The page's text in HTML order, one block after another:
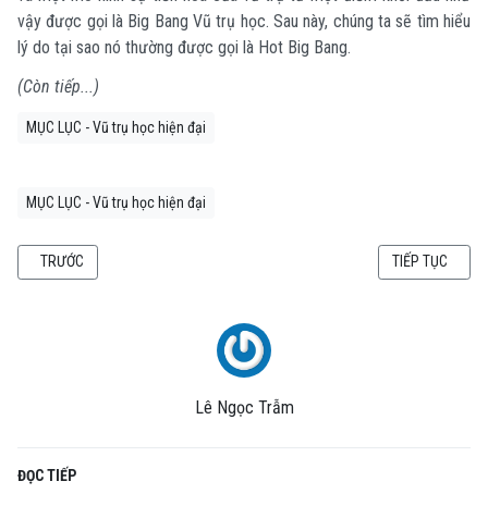
Lê Ngọc Trẫm
ĐỌC TIẾP
vậy được gọi là Big Bang Vũ trụ học. Sau này, chúng ta sẽ tìm hiểu
lý do tại sao nó thường được gọi là Hot Big Bang.
(Còn tiếp...)
MỤC LỤC - Vũ trụ học hiện đại
MỤC LỤC - Vũ trụ học hiện đại
BÀI VIẾT TRƯỚC: VŨ TRỤ HỌC HIỆN ĐẠI - CHƯƠNG 2: TỔNG QUAN VỀ QUAN
TRƯỚC BÀI VIẾT KẾ
TIẾP TỤC